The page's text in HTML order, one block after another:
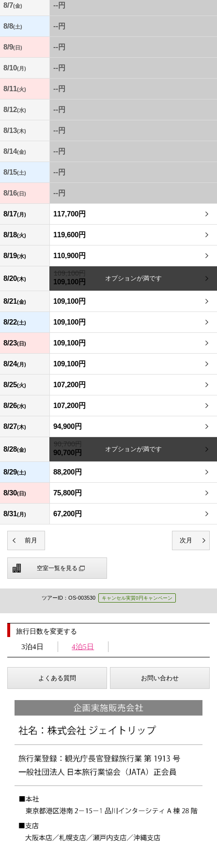
8/7(金) --円
8/8(土) --円
8/9(日) --円
8/10(月) --円
8/11(火) --円
8/12(水) --円
8/13(木) --円
8/14(金) --円
8/15(土) --円
8/16(日) --円
8/17(月) 117,700円
8/18(火) 119,600円
8/19(水) 110,900円
8/20(木)
109,100円
109,100円
8/21(金) 109,100円
8/22(土) 109,100円
8/23(日) 109,100円
8/24(月) 109,100円
8/25(火) 107,200円
8/26(水) 107,200円
8/27(木) 94,900円
8/28(金)
90,700円
90,700円
8/29(土) 88,200円
8/30(日) 75,800円
8/31(月) 67,200円
空室一覧を見る
ツアーID：OS-003530 キャンセル実質0円キャンペーン
旅行日数を変更する
3泊4日 4泊5日
よくある質問 お問い合わせ